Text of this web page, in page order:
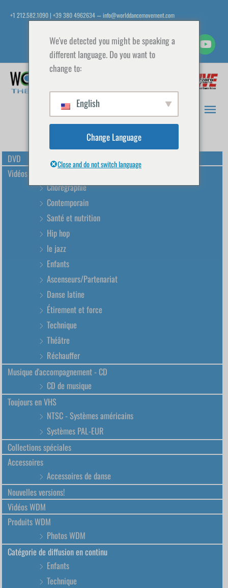
+1 212.582.1090 | +39 380 4962634 — info@worlddancemovement.com
DVD
Vidéos de danse
Chorégraphie
Contemporain
Santé et nutrition
Hip hop
le jazz
Enfants
Ascenseurs/Partenariat
Danse latine
Étirement et force
Technique
Théâtre
Réchauffer
Musique d'accompagnement - CD
CD de musique
Toujours en VHS
NTSC - Systèmes américains
Systèmes PAL-EUR
Collections spéciales
Accessoires
Accessoires de danse
Nouvelles versions!
Vidéos WDM
Produits WDM
Photos WDM
Catégorie de diffusion en continu
Enfants
Technique
We've detected you might be speaking a
different language. Do you want to
change to:
English
Change Language
Close and do not switch language